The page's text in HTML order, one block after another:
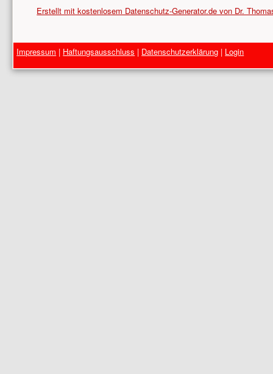
Erstellt mit kostenlosem Datenschutz-Generator.de von Dr.
Impressum | Haftungsausschluss | Datenschutzerklärung | Login